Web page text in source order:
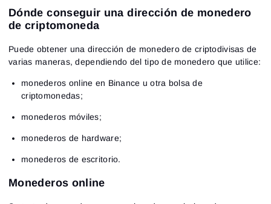
Dónde conseguir una dirección de monedero
de criptomoneda
Puede obtener una dirección de monedero de criptodivisas de
varias maneras, dependiendo del tipo de monedero que utilice:
monederos online en Binance u otra bolsa de
criptomonedas;
monederos móviles;
monederos de hardware;
monederos de escritorio.
Monederos online